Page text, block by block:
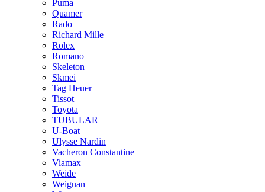
Puma
Quamer
Rado
Richard Mille
Rolex
Romano
Skeleton
Skmei
Tag Heuer
Tissot
Toyota
TUBULAR
U-Boat
Ulysse Nardin
Vacheron Constantine
Viamax
Weide
Weiguan